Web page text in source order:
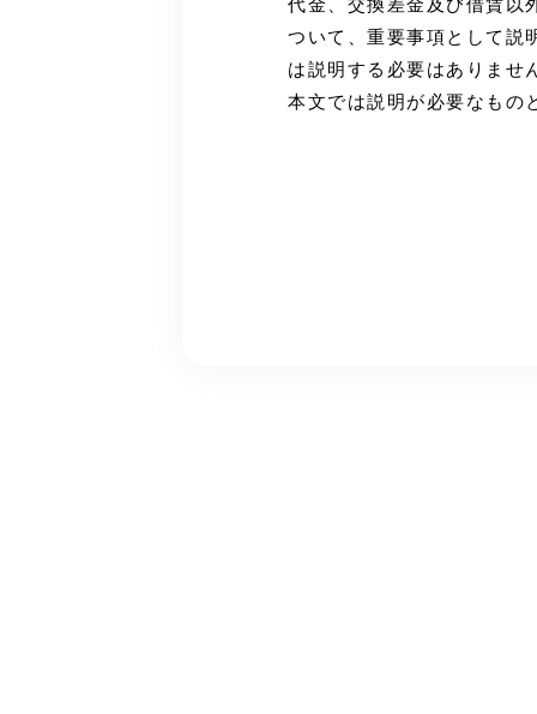
代金、交換差金及び借賃以
ついて、重要事項として説
は説明する必要はありませ
本文では説明が必要なもの